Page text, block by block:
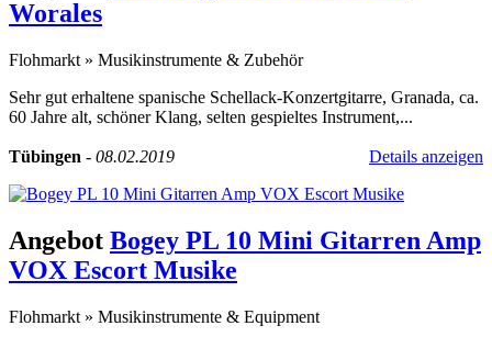
Worales
Flohmarkt » Musikinstrumente & Zubehör
Sehr gut erhaltene spanische Schellack-Konzertgitarre, Granada, ca.
60 Jahre alt, schöner Klang, selten gespieltes Instrument,...
Tübingen - 08.02.2019 Details anzeigen
Angebot Bogey PL 10 Mini Gitarren Amp
VOX Escort Musike
Flohmarkt » Musikinstrumente & Equipment